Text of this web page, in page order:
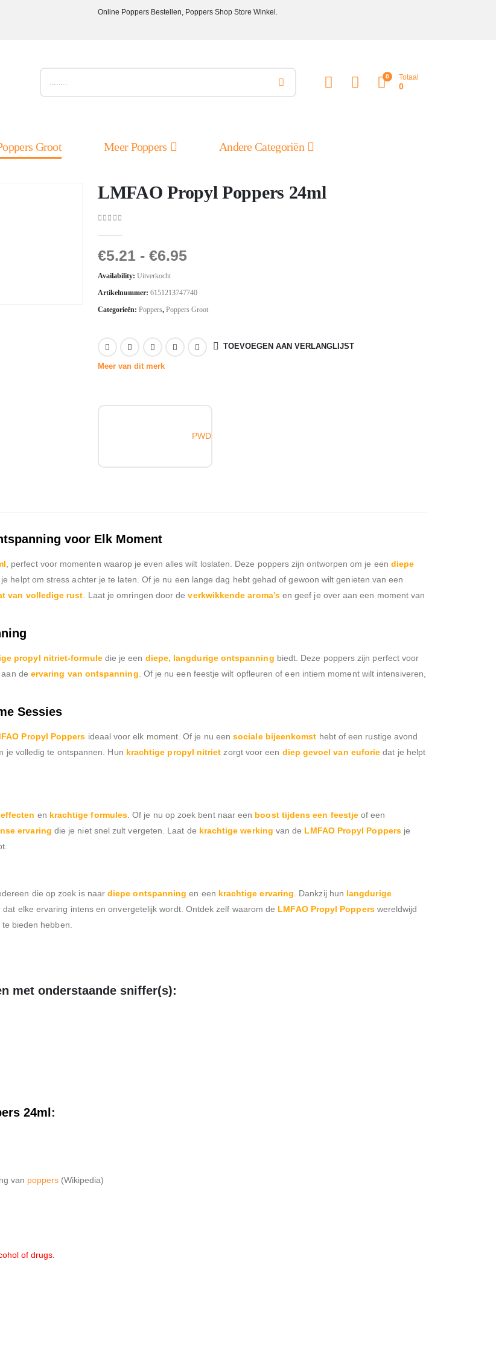
Online Poppers Bestellen, Poppers Shop Store Winkel.
0 Totaal
0
Groot Meer Poppers Andere Categoriën
LMFAO Propyl Poppers 24ml
€5.21 - €6.95
Availability: Uitverkocht
Artikelnummer: 6151213747740
Categorieën: Poppers, Poppers Groot
TOEVOEGEN AAN VERLANGLIJST
Meer van dit merk
PWD
voor Elk Moment
, perfect voor momenten waarop je even alles wilt loslaten. Deze poppers zijn ontworpen om je een diepe
helpt om stress achter je te laten. Of je nu een lange dag hebt gehad of gewoon wilt genieten van een
van volledige rust . Laat je omringen door deverkwikkende aroma’sen geef je over aan een moment van
propyl nitriet-formuledie je een diepe, langdurige ontspanning biedt. Deze poppers zijn perfect voor
de ervaring van ontspanning . Of je nu een feestje wilt opfleuren of een intiem moment wilt intensiveren,
Sessies
Propyl Poppers ideaal voor elk moment. Of je nu eensociale bijeenkomst hebt of een rustige avond
je volledig te ontspannen. Hun krachtige propyl nitriet zorgt voor een diep gevoel van euforie dat je helpt
en krachtige formules . Of je nu op zoek bent naar een boost tijdens een feestje of een
ervaring die je niet snel zult vergeten. Laat de krachtige werking van de LMFAO Propyl Poppersje
die op zoek is naardiepe ontspanning en een krachtige ervaring . Dankzij hun langdurige
elke ervaring intens en onvergetelijk wordt. Ontdek zelf waarom de LMFAO Propyl Popperswereldwijd
bieden hebben.
met onderstaande sniffer(s):
24ml :
van poppers (Wikipedia)
of drugs.